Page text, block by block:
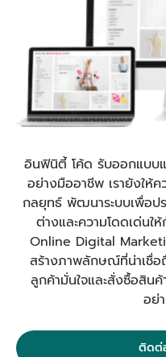
อินฟินิตี้ โค้ด รับออกแบบ
อย่างมืออาชีพ เรายังให้
กลยุทธ์ พัฒนาระบบเพื่อปร
ต่างและความโดดเด่น
Online Digital
สร้างภาพลักษณ์ที่น่าเชื่อ
ลูกค้ามั่นใจและสั่งซื้อสิน
อย่
ติดต่